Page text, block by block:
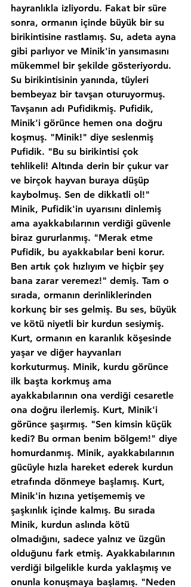
hayranlıkla izliyordu. Fakat bir süre
sonra, ormanın içinde büyük bir su
birikintisine rastlamış. Su, adeta ayna
gibi parlıyor ve Minik'in yansımasını
mükemmel bir şekilde gösteriyordu.
Su birikintisinin yanında, tüyleri
bembeyaz bir tavşan oturuyormuş.
Tavşanın adı Pufidikmiş. Pufidik,
Minik'i görünce hemen ona doğru
koşmuş. "Minik!" diye seslenmiş
Pufidik. "Bu su birikintisi çok
tehlikeli! Altında derin bir çukur var
ve birçok hayvan buraya düşüp
kaybolmuş. Sen de dikkatli ol!"
Minik, Pufidik'in uyarısını dinlemiş
ama ayakkabılarının verdiği güvenle
biraz gururlanmış. "Merak etme
Pufidik, bu ayakkabılar beni korur.
Ben artık çok hızlıyım ve hiçbir şey
bana zarar veremez!" demiş. Tam o
sırada, ormanın derinliklerinden
korkunç bir ses gelmiş. Bu ses, büyük
ve kötü niyetli bir kurdun sesiymiş.
Kurt, ormanın en karanlık köşesinde
yaşar ve diğer hayvanları
korkuturmuş. Minik, kurdu görünce
ilk başta korkmuş ama
ayakkabılarının ona verdiği cesaretle
ona doğru ilerlemiş. Kurt, Minik'i
görünce şaşırmış. "Sen kimsin küçük
kedi? Bu orman benim bölgem!" diye
homurdanmış. Minik, ayakkabılarının
gücüyle hızla hareket ederek kurdun
etrafında dönmeye başlamış. Kurt,
Minik'in hızına yetişememiş ve
şaşkınlık içinde kalmış. Bu sırada
Minik, kurdun aslında kötü
olmadığını, sadece yalnız ve üzgün
olduğunu fark etmiş. Ayakkabılarının
verdiği bilgelikle kurda yaklaşmış ve
onunla konuşmaya başlamış. "Neden